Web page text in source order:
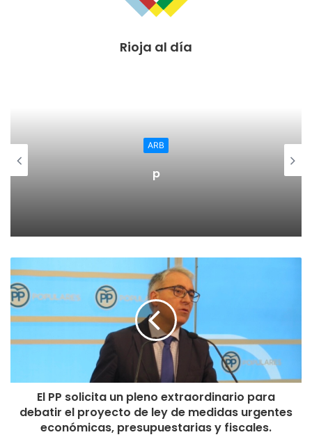
los pueblos y naciones “avancen también en progreso,
cualquier signo, dejen paso a las propuestas basadas en el
Además, les ha pedido paz y bienestar para España y, en
bienestar de nuestra historia”.
Por último, ha terminado su misiva a los Reyes Magos con
el deseo de que “hagan mágica esta noche, en la que,
como siempre, a ningún niño le faltará un juguete y a
ningún adulto una razón para confiar en un mañana mejor”.
Rioja al día
ARB
p
El PP solicita un pleno extraordinario para
debatir el proyecto de ley de medidas urgentes
económicas, presupuestarias y fiscales.